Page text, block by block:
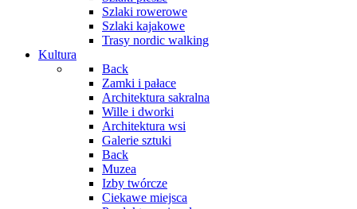
Szlaki rowerowe
Szlaki kajakowe
Trasy nordic walking
Kultura
Back
Zamki i pałace
Architektura sakralna
Wille i dworki
Architektura wsi
Galerie sztuki
Back
Muzea
Izby twórcze
Ciekawe miejsca